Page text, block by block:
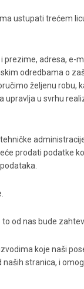
ustupati trećem
adresa, e-
odredbama o
željenu robu,
u svrhu
prodati podatke
od nas bude
koje naši
stranica, i